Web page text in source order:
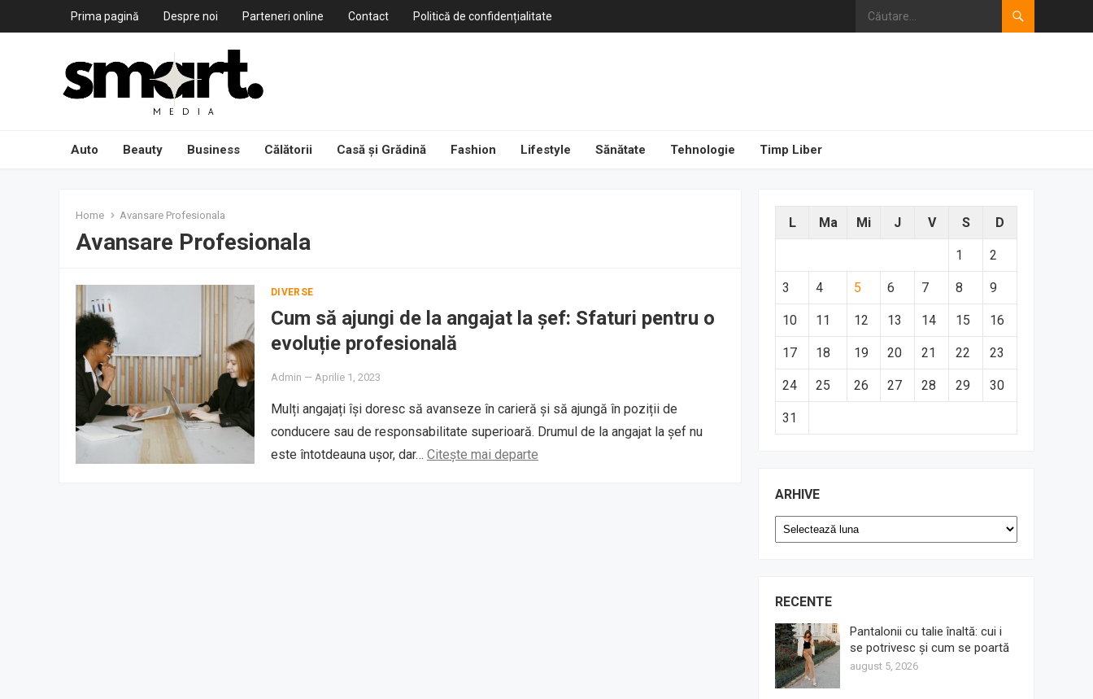
Prima pagină Despre noi Parteneri online Contact Politică de confidențialitate
Auto Beauty Business Călătorii Casă și Grădină Fashion Lifestyle Sănătate Tehnologie Timp Liber
Home Avansare Profesionala
Avansare Profesionala
DIVERSE
Cum să ajungi de la angajat la șef: Sfaturi pentru o
evoluție profesională
Admin — Aprilie 1, 2023
Mulți angajați își doresc să avanseze în carieră și să ajungă în poziții de
conducere sau de responsabilitate superioară. Drumul de la angajat la șef nu
este întotdeauna ușor, dar… Citește mai departe
L Ma Mi J V S D
1 2
3 4 5 6 7 8 9
10 11 12 13 14 15 16
17 18 19 20 21 22 23
24 25 26 27 28 29 30
31
ARHIVE
Arhive
RECENTE
Pantalonii cu talie înaltă: cui i
se potrivesc și cum se poartă
august 5, 2026